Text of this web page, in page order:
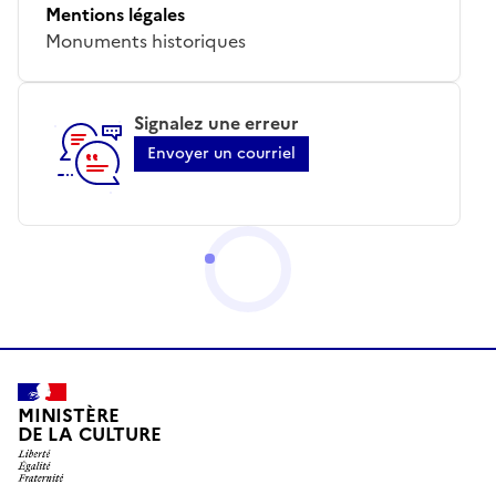
Mentions légales
Monuments historiques
Signalez une erreur
Envoyer un courriel
MINISTÈRE
DE LA CULTURE